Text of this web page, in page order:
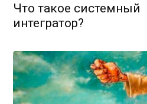
Что такое системный
интегратор?